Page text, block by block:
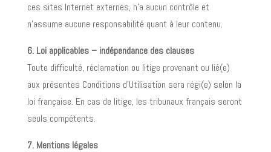
ces sites Internet externes, n’a aucun contrôle et
n’assume aucune responsabilité quant à leur contenu.
6. Loi applicables – indépendance des clauses
Toute difficulté, réclamation ou litige provenant ou lié(e)
aux présentes Conditions d’Utilisation sera régi(e) selon la
loi française. En cas de litige, les tribunaux français seront
seuls compétents.
7. Mentions légales